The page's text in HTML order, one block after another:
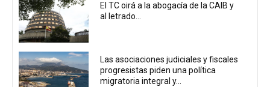
El TC oirá a la abogacía de la CAIB y
al letrado...
Las asociaciones judiciales y fiscales
progresistas piden una política
migratoria integral y...